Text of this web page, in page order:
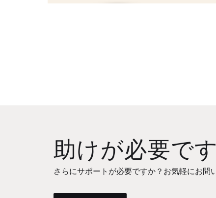
助けが必要で
さらにサポートが必要ですか？お気軽にお問